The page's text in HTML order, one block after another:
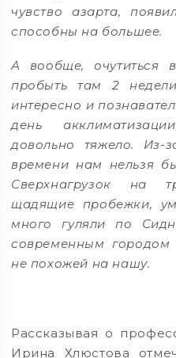
чувство азарта,
способны на большее.
А вообще, очутиться
пробыть там 2
интересно и
день
довольно тяжело.
времени нам нельзя
Сверхнагрузок на
щадящие пробежки,
много гуляли по
современным городом
не похожей на нашу.
Рассказывая о
Ирина Хлюстова